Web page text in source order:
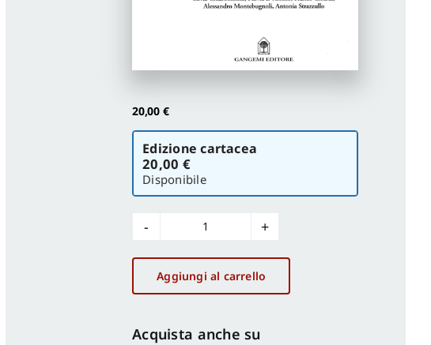
20,00 €
Scegli
versione
Edizione cartacea
20,00 €
Disponibile
Uno
spazio
di
servizi
a
Aggiungi al carrello
Acquista anche su